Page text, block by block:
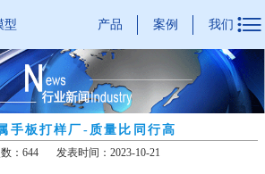
型 产品 案例 我们 
手板打样厂-质量比同行高
：644 发表时间：2023-10-21